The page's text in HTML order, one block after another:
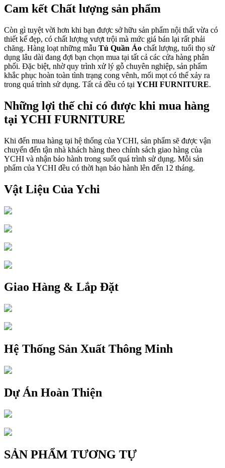
Cam kết Chất lượng sản phẩm
Còn gì tuyệt vời hơn khi bạn được sở hữu sản phẩm nội thất vừa có
thiết kế đẹp, có chất lượng vượt trội mà mức giá bán lại rất phải
chăng. Hàng loạt những mẫu Tủ Quần Áo chất lượng, tuổi thọ sử
dụng lâu dài đang đợi bạn chọn mua tại tất cả các cửa hàng phân
phối. Đặc biệt, nhờ quy trình xử lý gỗ chuyên nghiệp, sản phẩm
khắc phục hoàn toàn tình trạng cong vênh, mối mọt có thể xảy ra
trong quá trình sử dụng. Tất cả đều có tại YCHI FURNITURE.
Những lợi thế chỉ có được khi mua hàng
tại YCHI FURNITURE
Khi đến mua hàng tại hệ thống của YCHI, sản phẩm sẽ được vận
chuyển đến tận nhà khách hàng theo chính sách giao hàng của
YCHI và nhận bảo hành trong suốt quá trình sử dụng. Mỗi sản
phẩm của YCHI đều có thời hạn bảo hành lên đến 12 tháng.
Vật Liệu Của Ychi
Giao Hàng & Lắp Đặt
Hệ Thống Sản Xuất Thông Minh
Dự Án Hoàn Thiện
SẢN PHẨM TƯƠNG TỰ